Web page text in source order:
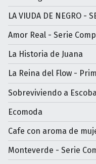
LA VIUDA DE NEGRO -
Amor Real - Serie
La Historia de Juana
La Reina del Flow -
Sobreviviendo a
Ecomoda
Cafe con aroma de
Monteverde - Serie